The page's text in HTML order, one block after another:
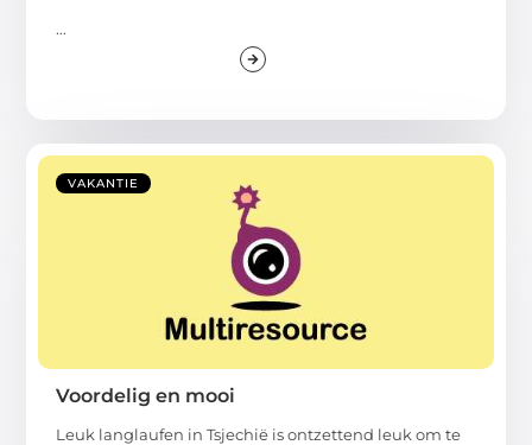
...
VAKANTIE
Voordelig en mooi
Leuk langlaufen in Tsjechië is ontzettend leuk om te